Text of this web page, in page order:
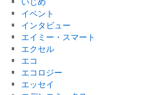
イベント
インタビュー
エイミー・スマート
エクセル
エコ
エコロジー
エッセイ